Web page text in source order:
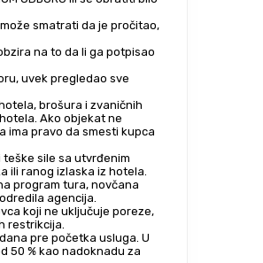
smatrati da je pročitao,
na to da li ga potpisao
uvek pregledao sve
brošura i zvaničnih
Ako objekat ne
ima pravo da smesti kupca
sile sa utvrđenim
ili ranog izlaska iz hotela.
program tura, novčana
agencija.
koji ne uključuje poreze,
restrikcija.
pre početka usluga. U
50 % kao nadoknadu za